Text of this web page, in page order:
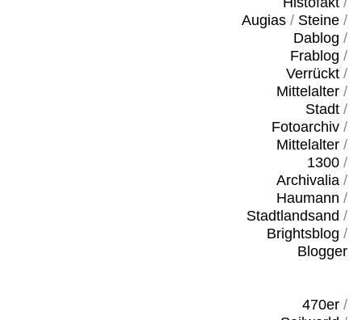
Augias/ Steine/
Dablog /
Frablog /
Verrückt/
Mittelalter/
Stadt/
Fotoarchiv/
Mittelalter/
1300/
Archivalia/
Haumann /
Stadtlandsand /
Brightsblog /
Blogger
470er/